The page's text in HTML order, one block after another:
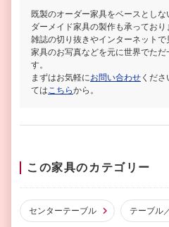
既製のオーダー家具をベースとし
ダーメイド家具の製作も承っており
雑誌の切り抜きやインターネット
家具のお写真などを元に世界でた
す。
まずはお気軽にお問い合わせ くだ
ては こちらから。
この家具のカテゴリー
センターテーブル テーブル